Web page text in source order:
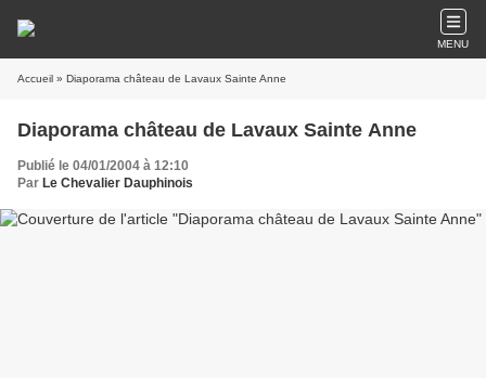
MENU
Accueil » Diaporama château de Lavaux Sainte Anne
Diaporama château de Lavaux Sainte Anne
Publié le 04/01/2004 à 12:10
Par Le Chevalier Dauphinois